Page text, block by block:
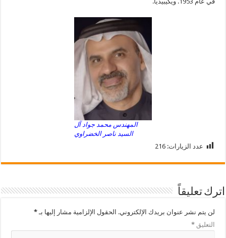
المهندس محمد جواد آل
السيد ناصر الخضراوي
عدد الزيارات: 216
اترك تعليقاً
لن يتم نشر عنوان بريدك الإلكتروني. الحقول الإلزامية مشار إليها بـ*
التعليق*